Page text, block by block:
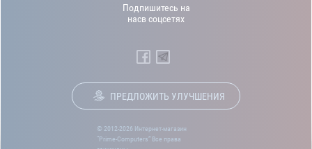
Подпишитесь на
насв соцсетях
ПРЕДЛОЖИТЬ УЛУЧШЕНИЯ
© 2012-2026 Интернет-магазин
“Prime-Computers” Все права